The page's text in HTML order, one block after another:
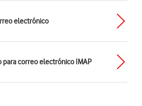
electrónico
correo electrónico IMAP